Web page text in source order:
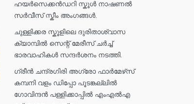
ഹയർസെക്കൻഡറി സ്കൂൾ നാഷണൽ
സർവീസ് സ്കീം അംഗങ്ങൾ.
ചുള്ളിക്കര സ്കൂളിലെ ദുരിതാശ്വാസ
ക്യാമ്പിൽ സെന്റ് മേരീസ് ചർച്ച്
ഭാരവാഹികൾ സന്ദർശനം നടത്തി.
ഗ്രീൻ ചന്ദ്രഗിരി അഗ്രോ ഫാർമേഴ്‌സ്
കമ്പനി വളം ഡിപ്പോ പൂടങ്കല്ലിൽ
ഗോവിന്ദൻ പള്ളിക്കാപ്പിൽ എംഎൽഎ